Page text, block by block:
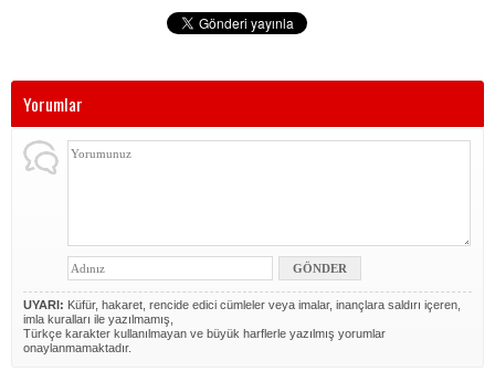
Yorumlar
UYARI: Küfür, hakaret, rencide edici cümleler veya imalar, inançlara saldırı içeren,
imla kuralları ile yazılmamış,
Türkçe karakter kullanılmayan ve büyük harflerle yazılmış yorumlar
onaylanmamaktadır.